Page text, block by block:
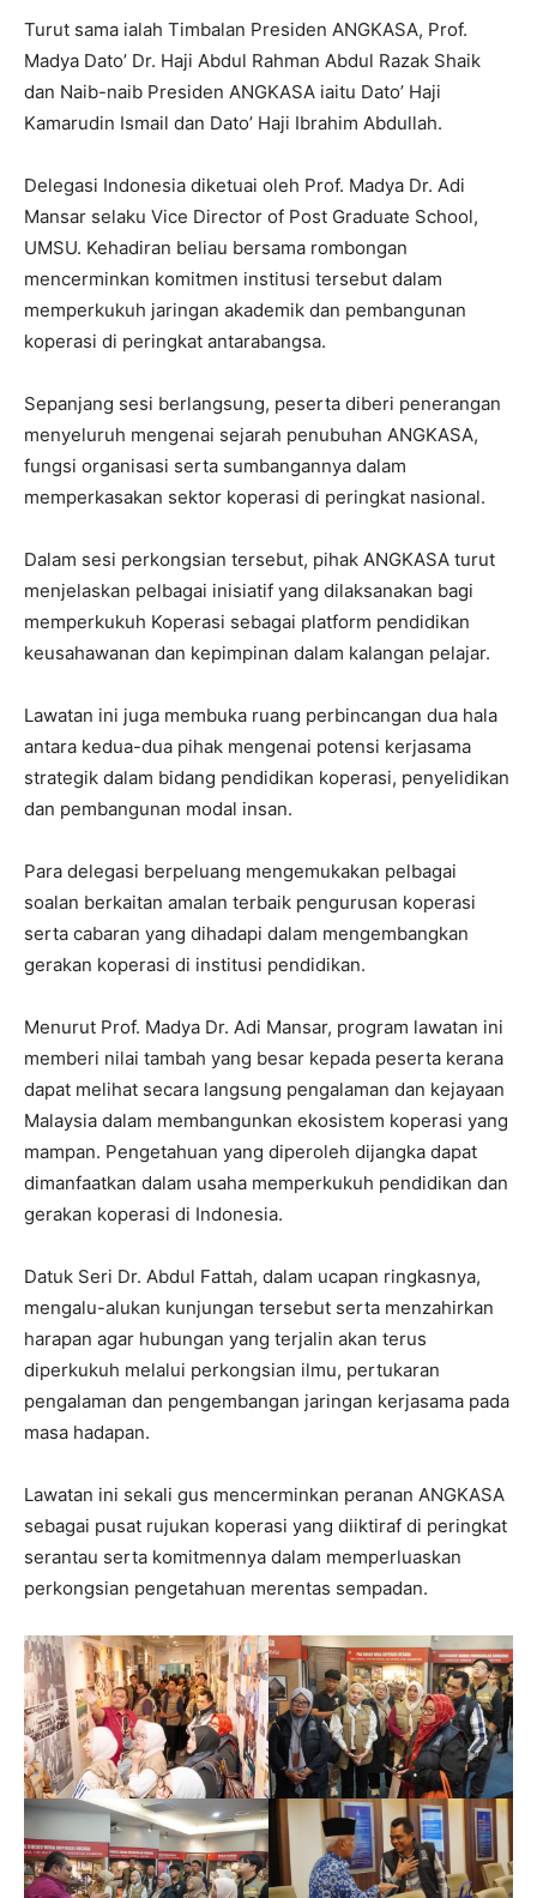
Turut sama ialah Timbalan Presiden ANGKASA, Prof.
Madya Dato’ Dr. Haji Abdul Rahman Abdul Razak Shaik
dan Naib-naib Presiden ANGKASA iaitu Dato’ Haji
Kamarudin Ismail dan Dato’ Haji Ibrahim Abdullah.
Delegasi Indonesia diketuai oleh Prof. Madya Dr. Adi
Mansar selaku Vice Director of Post Graduate School,
UMSU. Kehadiran beliau bersama rombongan
mencerminkan komitmen institusi tersebut dalam
memperkukuh jaringan akademik dan pembangunan
koperasi di peringkat antarabangsa.
Sepanjang sesi berlangsung, peserta diberi penerangan
menyeluruh mengenai sejarah penubuhan ANGKASA,
fungsi organisasi serta sumbangannya dalam
memperkasakan sektor koperasi di peringkat nasional.
Dalam sesi perkongsian tersebut, pihak ANGKASA turut
menjelaskan pelbagai inisiatif yang dilaksanakan bagi
memperkukuh Koperasi sebagai platform pendidikan
keusahawanan dan kepimpinan dalam kalangan pelajar.
Lawatan ini juga membuka ruang perbincangan dua hala
antara kedua-dua pihak mengenai potensi kerjasama
strategik dalam bidang pendidikan koperasi, penyelidikan
dan pembangunan modal insan.
Para delegasi berpeluang mengemukakan pelbagai
soalan berkaitan amalan terbaik pengurusan koperasi
serta cabaran yang dihadapi dalam mengembangkan
gerakan koperasi di institusi pendidikan.
Menurut Prof. Madya Dr. Adi Mansar, program lawatan ini
memberi nilai tambah yang besar kepada peserta kerana
dapat melihat secara langsung pengalaman dan kejayaan
Malaysia dalam membangunkan ekosistem koperasi yang
mampan. Pengetahuan yang diperoleh dijangka dapat
dimanfaatkan dalam usaha memperkukuh pendidikan dan
gerakan koperasi di Indonesia.
Datuk Seri Dr. Abdul Fattah, dalam ucapan ringkasnya,
mengalu-alukan kunjungan tersebut serta menzahirkan
harapan agar hubungan yang terjalin akan terus
diperkukuh melalui perkongsian ilmu, pertukaran
pengalaman dan pengembangan jaringan kerjasama pada
masa hadapan.
Lawatan ini sekali gus mencerminkan peranan ANGKASA
sebagai pusat rujukan koperasi yang diiktiraf di peringkat
serantau serta komitmennya dalam memperluaskan
perkongsian pengetahuan merentas sempadan.